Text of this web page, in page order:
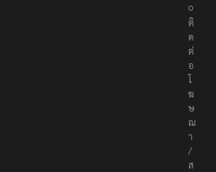
o
ติ
ด
ต่
อ
โ
ฆ
ษ
ณ
า
/
ส